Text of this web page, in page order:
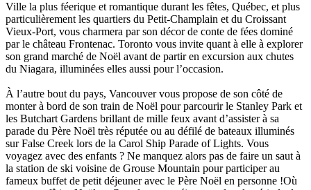
Ville la plus féerique et romantique durant les fêtes, Québec, et plus
particulièrement les quartiers du Petit-Champlain et du Croissant
Vieux-Port, vous charmera par son décor de conte de fées dominé
par le château Frontenac. Toronto vous invite quant à elle à explorer
son grand marché de Noël avant de partir en excursion aux chutes
du Niagara, illuminées elles aussi pour l’occasion.
À l’autre bout du pays, Vancouver vous propose de son côté de
monter à bord de son train de Noël pour parcourir le Stanley Park et
les Butchart Gardens brillant de mille feux avant d’assister à sa
parade du Père Noël très réputée ou au défilé de bateaux illuminés
sur False Creek lors de la Carol Ship Parade of Lights. Vous
voyagez avec des enfants ? Ne manquez alors pas de faire un saut à
la station de ski voisine de Grouse Mountain pour participer au
fameux buffet de petit déjeuner avec le Père Noël en personne !Où